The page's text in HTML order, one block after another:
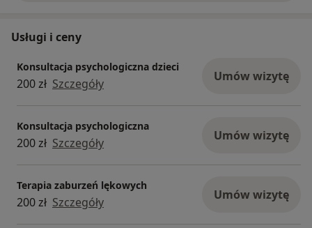
Usługi i ceny
Konsultacja psychologiczna dzieci
200 zł Szczegóły Umów wizytę
Konsultacja psychologiczna
200 zł Szczegóły Umów wizytę
Terapia zaburzeń lękowych
200 zł Szczegóły Umów wizytę